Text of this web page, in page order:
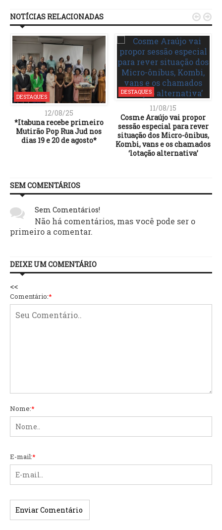
NOTÍCIAS RELACIONADAS
DESTAQUES
12/08/25
*Itabuna recebe primeiro
Mutirão Pop Rua Jud nos
dias 19 e 20 de agosto*
DESTAQUES
11/08/15
Cosme Araújo vai propor
sessão especial para rever
situação dos Micro-ônibus,
Kombi, vans e os chamados
‘lotação alternativa’
 
SEM COMENTÁRIOS
Sem Comentários!
Não há comentários, mas você pode ser o
primeiro a comentar.
DEIXE UM COMENTÁRIO
<<
Comentário:*
Nome:*
E-mail:*